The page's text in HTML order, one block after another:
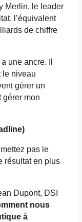
Merlin, le leader
l’équivalent
de chiffre
une ancre. Il
le niveau
gérer un
gérer mon
pas le
résultat en plus
Dupont, DSI
nous
à